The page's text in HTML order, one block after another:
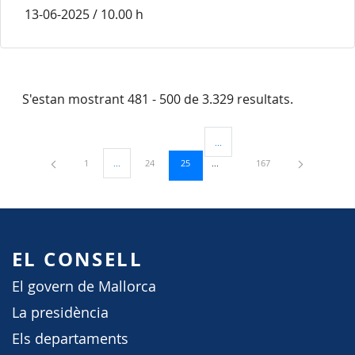
13-06-2025 / 10.00 h
S'estan mostrant 481 - 500 de 3.329 resultats.
Pàgina
1 ...Pàgines intermèdies Utilitzeu TAB per navegar.
Pàgina
24 Pàgina
25
Pàgines intermèdies Utilitzeu
Pàgina
167
EL CONSELL
El govern de Mallorca
La presidència
Els departaments